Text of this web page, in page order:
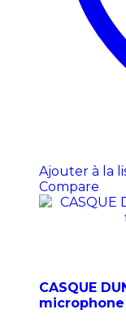
Ajouter à la
Compare
CASQUE